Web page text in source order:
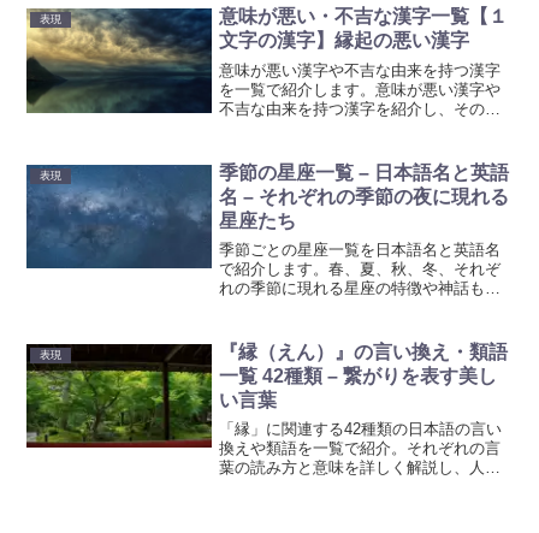
デアとしてご活用ください。
表現
意味が悪い・不吉な漢字一覧【１
文字の漢字】縁起の悪い漢字
意味が悪い漢字や不吉な由来を持つ漢字
を一覧で紹介します。意味が悪い漢字や
不吉な由来を持つ漢字を紹介し、その理
い。
表現
季節の星座一覧 – 日本語名と英語
名 – それぞれの季節の夜に現れる
星座たち
季節ごとの星座一覧を日本語名と英語名
で紹介します。春、夏、秋、冬、それぞ
れの季節に現れる星座の特徴や神話も解
表現
『縁（えん）』の言い換え・類語
一覧 42種類 – 繋がりを表す美し
い言葉
「縁」に関連する42種類の日本語の言い
換えや類語を一覧で紹介。それぞれの言
葉の読み方と意味を詳しく解説し、人と